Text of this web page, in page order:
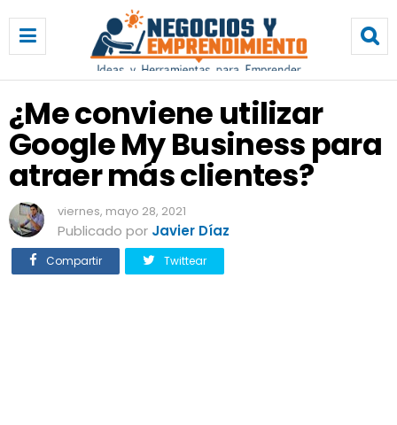
M
e
c
n
v
i
e
e
u
t
i
¿Me conviene utilizar
Google My Business para
atraer más clientes?
viernes, mayo 28, 2021
Publicado por Javier Díaz
Compartir Twittear